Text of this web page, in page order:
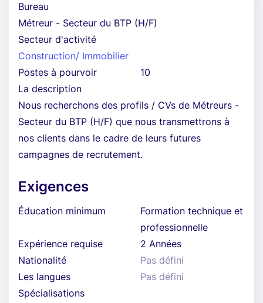
Bureau
Métreur - Secteur du BTP (H/F)
Secteur d'activité
Construction/ Immobilier
Postes à pourvoir
10
La description
Nous recherchons des profils / CVs de Métreurs -
Secteur du BTP (H/F) que nous transmettrons à
nos clients dans le cadre de leurs futures
campagnes de recrutement.
Exigences
Éducation minimum
Formation technique et
professionnelle
Expérience requise
2 Années
Nationalité
Pas défini
Les langues
Pas défini
Spécialisations